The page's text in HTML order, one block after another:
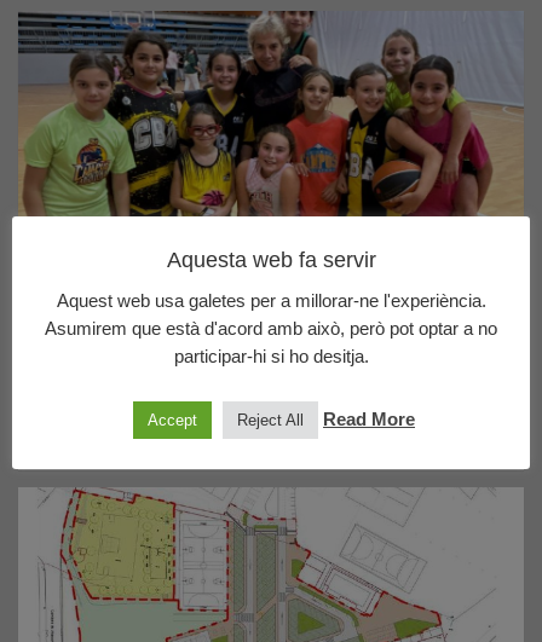
Es visita la Laura Antoja
Ahir vam rebre una visita molt especial!La Laura Antoja,
exentrenadora del nostre club i del @unigirona,…
Aquesta web fa servir
Aquest web usa galetes per a millorar-ne l'experiència.
Asumirem que està d'acord amb això, però pot optar a no
participar-hi si ho desitja.
Accept Reject All Read More